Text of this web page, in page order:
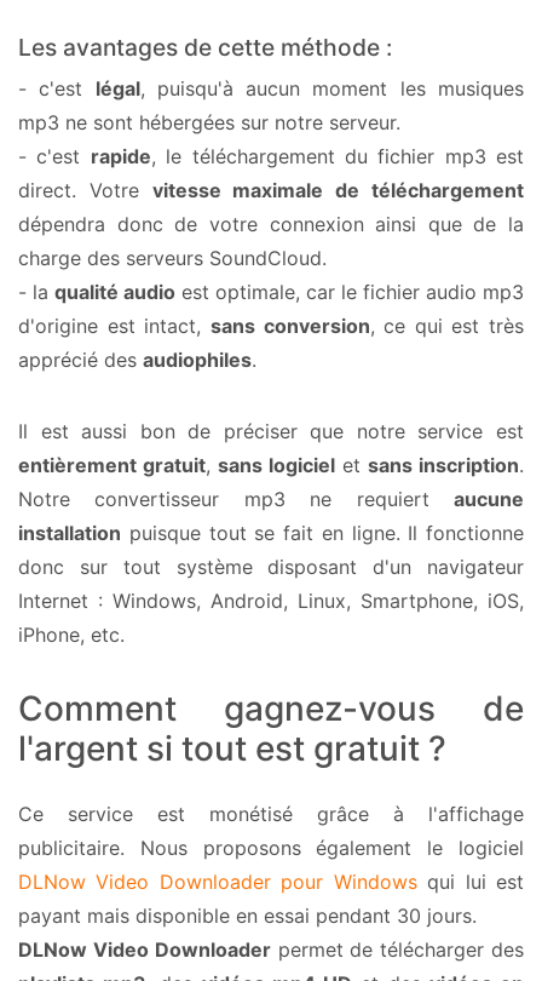
Les avantages de cette méthode :
- c'est légal, puisqu'à aucun moment les musiques
mp3 ne sont hébergées sur notre serveur.
- c'est rapide, le téléchargement du fichier mp3 est
direct. Votre vitesse maximale de téléchargement
dépendra donc de votre connexion ainsi que de la
charge des serveurs SoundCloud.
- la qualité audio est optimale, car le fichier audio mp3
d'origine est intact, sans conversion, ce qui est très
apprécié des audiophiles.
Il est aussi bon de préciser que notre service est
entièrement gratuit, sans logiciel et sans inscription.
Notre convertisseur mp3 ne requiert aucune
installation puisque tout se fait en ligne. Il fonctionne
donc sur tout système disposant d'un navigateur
Internet : Windows, Android, Linux, Smartphone, iOS,
iPhone, etc.
Comment gagnez-vous de
l'argent si tout est gratuit ?
Ce service est monétisé grâce à l'affichage
publicitaire. Nous proposons également le logiciel
DLNow Video Downloader pour Windowsqui lui est
payant mais disponible en essai pendant 30 jours.
DLNow Video Downloaderpermet de télécharger des